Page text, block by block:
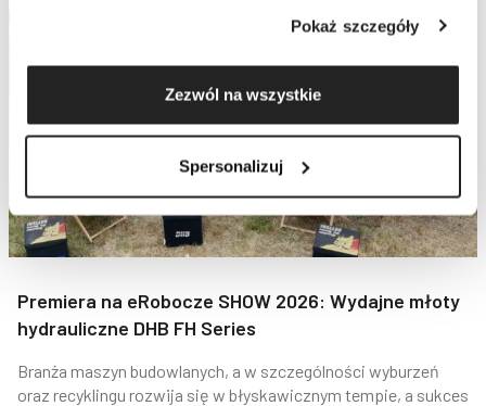
Pokaż szczegóły
Zezwól na wszystkie
Spersonalizuj
Premiera na eRobocze SHOW 2026: Wydajne młoty
hydrauliczne DHB FH Series
Branża maszyn budowlanych, a w szczególności wyburzeń
oraz recyklingu rozwija się w błyskawicznym tempie, a sukces